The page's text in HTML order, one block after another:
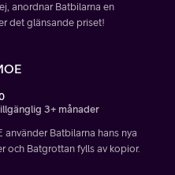
anordnar Batbilarna en
det glänsande priset!
3+ månader
Batbilarna hans nya
och Batgrottan fylls av kopior.